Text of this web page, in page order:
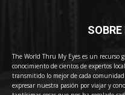
The World Thru My Eyes es un recurso
conocimiento de cientos de expertos
transmitido lo mejor de cada
expresar nuestra pasión por viajar y